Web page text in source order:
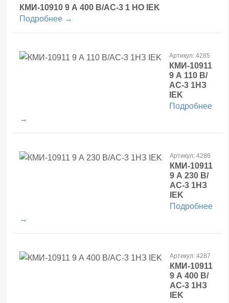
КМИ-10910 9 А 400 В/АС-3 1 НО IEK
Подробнее →
Артикул: 4285
КМИ-10911
9 А 110 В/
АС-3 1НЗ
IEK
Подробнее
→
Артикул: 4286
КМИ-10911
9 А 230 В/
АС-3 1НЗ
IEK
Подробнее
→
Артикул: 4287
КМИ-10911
9 А 400 В/
АС-3 1НЗ
IEK